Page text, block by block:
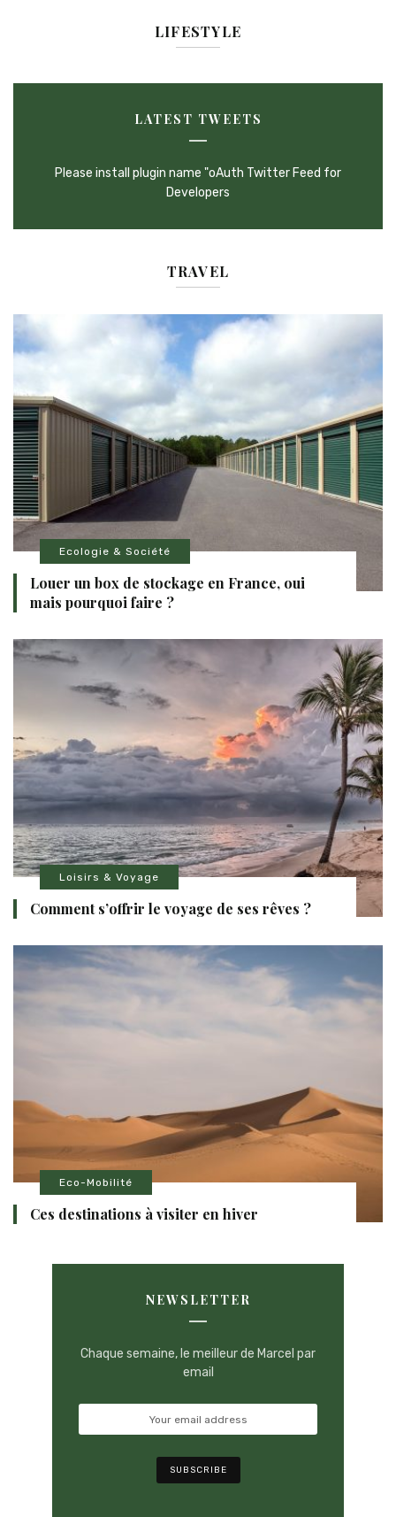
LIFESTYLE
LATEST TWEETS
Please install plugin name "oAuth Twitter Feed for
Developers
TRAVEL
Ecologie & Société
Louer un box de stockage en France, oui
mais pourquoi faire ?
Loisirs & Voyage
Comment s’offrir le voyage de ses rêves ?
Eco-Mobilité
Ces destinations à visiter en hiver
NEWSLETTER
Chaque semaine, le meilleur de Marcel par
email